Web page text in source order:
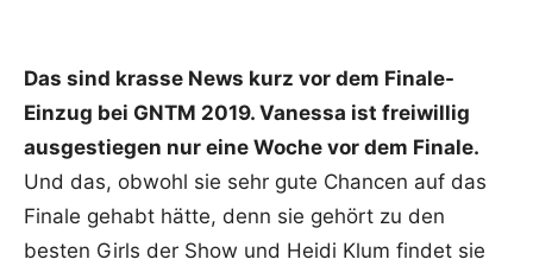
Das sind krasse News kurz vor dem Finale-
Einzug bei GNTM 2019. Vanessa ist freiwillig
ausgestiegen nur eine Woche vor dem Finale.
Und das, obwohl sie sehr gute Chancen auf das
Finale gehabt hätte, denn sie gehört zu den
besten Girls der Show und Heidi Klum findet sie